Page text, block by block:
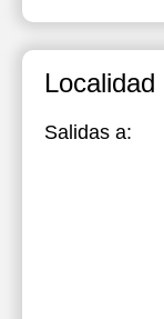
Localidad
Salidas a: